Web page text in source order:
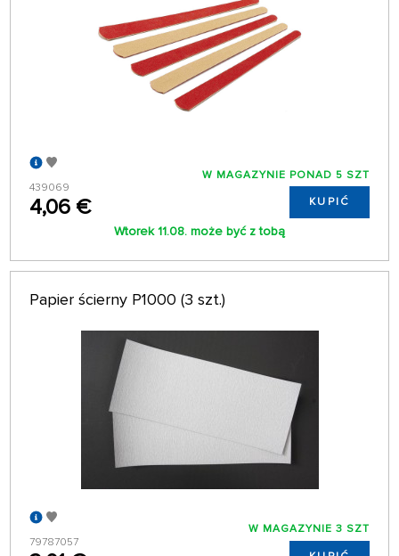
439069
4,06 €
W MAGAZYNIE PONAD 5 SZT
KUPIĆ
Wtorek 11.08. może być z tobą
Papier ścierny P1000 (3 szt.)
79787057
W MAGAZYNIE 3 SZT